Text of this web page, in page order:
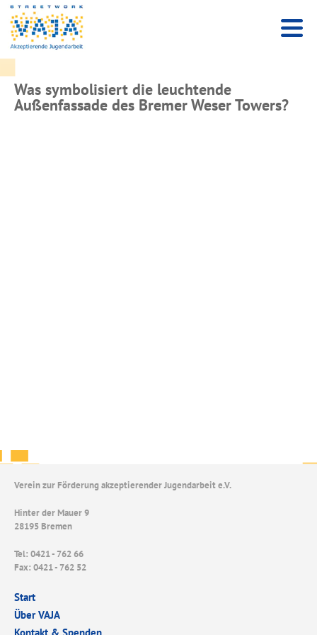
Was symbolisiert die leuchtende
Außenfassade des Bremer Weser Towers?
Verein zur Förderung akzeptierender Jugendarbeit e.V.
Hinter der Mauer 9
28195 Bremen
Tel: 0421 - 762 66
Fax: 0421 - 762 52
Start
Über VAJA